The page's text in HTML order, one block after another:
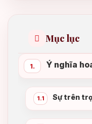
Mục lục
1. Ý nghĩa
1.1 Sự trên